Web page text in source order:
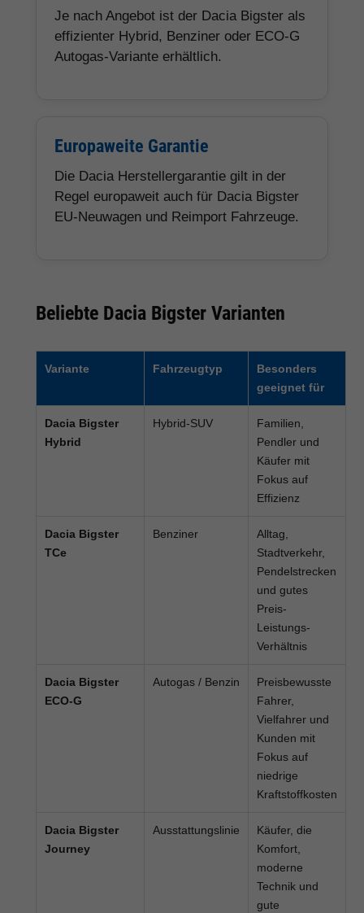
Je nach Angebot ist der Dacia Bigster als
effizienter Hybrid, Benziner oder ECO-G
Autogas-Variante erhältlich.
Europaweite Garantie
Die Dacia Herstellergarantie gilt in der
Regel europaweit auch für Dacia Bigster
EU-Neuwagen und Reimport Fahrzeuge.
Beliebte Dacia Bigster Varianten
Variante Fahrzeugtyp
Besonders
geeignet für
Dacia Bigster
Hybrid
Hybrid-SUV
Familien,
Pendler und
Käufer mit
Fokus auf
Effizienz
Dacia Bigster
TCe
Benziner
Alltag,
Stadtverkehr,
Pendelstrecken
und gutes
Preis-
Leistungs-
Verhältnis
Dacia Bigster
ECO-G
Autogas / Benzin
Preisbewusste
Fahrer,
Vielfahrer und
Kunden mit
Fokus auf
niedrige
Kraftstoffkosten
Dacia Bigster
Journey
Ausstattungslinie
Käufer, die
Komfort,
moderne
Technik und
gute